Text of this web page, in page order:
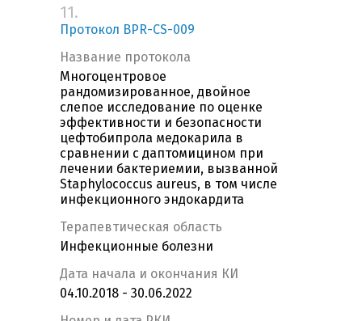
11.
Протокол BPR-CS-009
Название протокола
Многоцентровое
рандомизированное, двойное
слепое исследование по оценке
эффективности и безопасности
цефтобипрола медокарила в
сравнении с даптомицином при
лечении бактериемии, вызванной
Staphylococcus aureus, в том числе
инфекционного эндокардита
Терапевтическая область
Инфекционные болезни
Дата начала и окончания КИ
04.10.2018 - 30.06.2022